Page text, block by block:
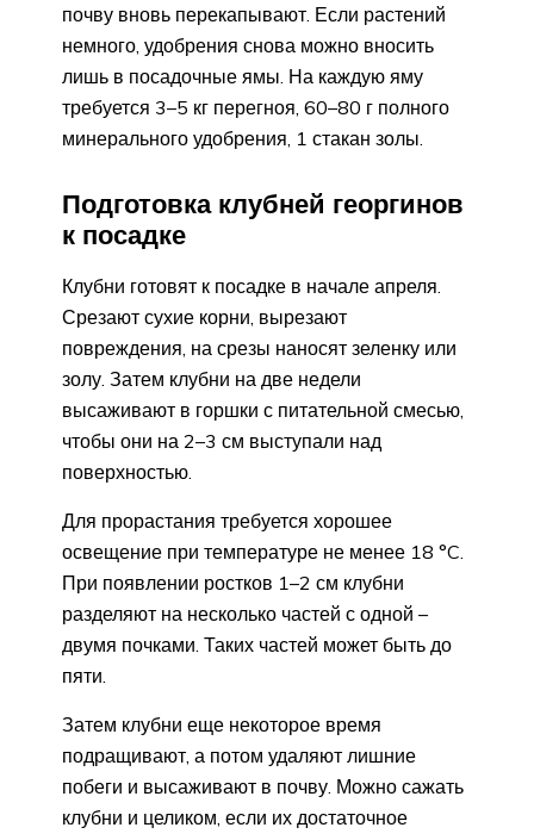
почву вновь перекапывают. Если растений
немного, удобрения снова можно вносить
лишь в посадочные ямы. На каждую яму
требуется 3–5 кг перегноя, 60–80 г полного
минерального удобрения, 1 стакан золы.
Подготовка клубней георгинов
к посадке
Клубни готовят к посадке в начале апреля.
Срезают сухие корни, вырезают
повреждения, на срезы наносят зеленку или
золу. Затем клубни на две недели
высаживают в горшки с питательной смесью,
чтобы они на 2–3 см выступали над
поверхностью.
Для прорастания требуется хорошее
освещение при температуре не менее 18 °C.
При появлении ростков 1–2 см клубни
разделяют на несколько частей с одной –
двумя почками. Таких частей может быть до
пяти.
Затем клубни еще некоторое время
подращивают, а потом удаляют лишние
побеги и высаживают в почву. Можно сажать
клубни и целиком, если их достаточное